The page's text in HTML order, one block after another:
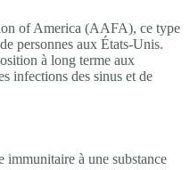
of America (AAFA), ce type
personnes aux États-Unis.
à long terme aux
infections des sinus et de
immunitaire à une substance